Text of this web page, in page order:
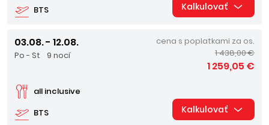
BTS Kalkulovať
03.08. - 12.08.
Po - St 9 nocí
BTS
all inclusive
cena s poplatkami za os.
1 438,00 €
1 259,05 €
Kalkulovať